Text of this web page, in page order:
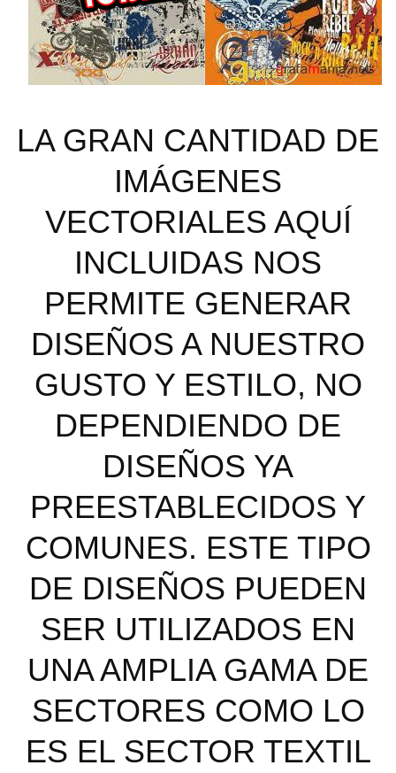
LA GRAN CANTIDAD DE
IMÁGENES
VECTORIALES AQUÍ
INCLUIDAS NOS
PERMITE GENERAR
DISEÑOS A NUESTRO
GUSTO Y ESTILO, NO
DEPENDIENDO DE
DISEÑOS YA
PREESTABLECIDOS Y
COMUNES. ESTE TIPO
DE DISEÑOS PUEDEN
SER UTILIZADOS EN
UNA AMPLIA GAMA DE
SECTORES COMO LO
ES EL SECTOR TEXTIL